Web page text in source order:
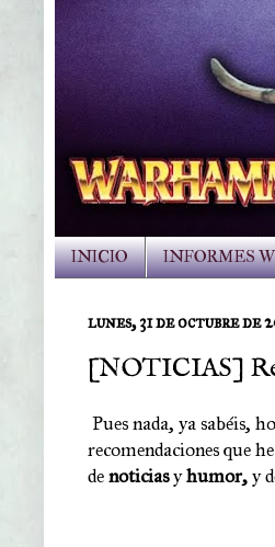
INICIO INFORMES
lunes, 31 de octubre de
[NOTICIAS]
Pues nada, ya sabéis,
recomendaciones que
denoticiasyhumor,y